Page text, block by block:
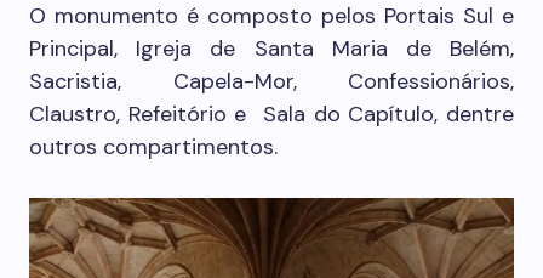
O monumento é composto pelos Portais Sul e
Principal, Igreja de Santa Maria de Belém,
Sacristia, Capela-Mor, Confessionários,
Claustro, Refeitório e Sala do Capítulo, dentre
outros compartimentos.